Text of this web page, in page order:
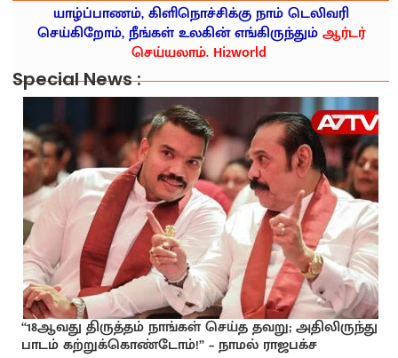
யாழ்ப்பாணம், கிளிநொச்சிக்கு நாம் டெலிவரி
செய்கிறோம், நீங்கள் உலகின் எங்கிருந்தும்ஆர்டர்
செய்யலாம். Hi2world
Special News :
“18ஆவது திருத்தம் நாங்கள் செய்த தவறு; அதிலிருந்து
பாடம் கற்றுக்கொண்டோம்!” – நாமல் ராஜபக்ச